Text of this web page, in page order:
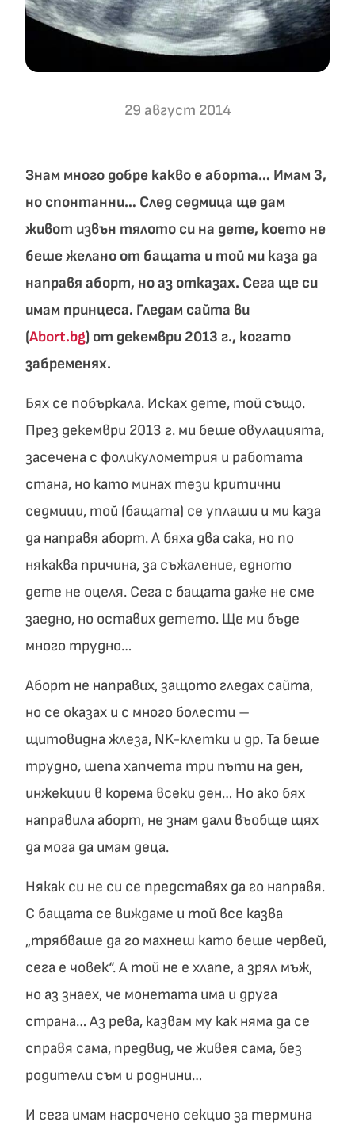
29 август 2014
Знам много добре какво е аборта… Имам 3,
но спонтанни… След седмица ще дам
живот извън тялото си на дете, което не
беше желано от бащата и той ми каза да
направя аборт, но аз отказах. Сега ще си
имам принцеса. Гледам сайта ви
(Abort.bg) от декември 2013 г., когато
забременях.
Бях се побъркала. Исках дете, той също.
През декември 2013 г. ми беше овулацията,
засечена с фоликулометрия и работата
стана, но като минах тези критични
седмици, той (бащата) се уплаши и ми каза
да направя аборт. А бяха два сака, но по
някаква причина, за съжаление, едното
дете не оцеля. Сега с бащата даже не сме
заедно, но оставих детето. Ще ми бъде
много трудно…
Аборт не направих, защото гледах сайта,
но се оказах и с много болести –
щитовидна жлеза, NK-клетки и др. Та беше
трудно, шепа хапчета три пъти на ден,
инжекции в корема всеки ден… Но ако бях
направила аборт, не знам дали въобще щях
да мога да имам деца.
Някак си не си се представях да го направя.
С бащата се виждаме и той все казва
„трябваше да го махнеш като беше червей,
сега е човек“. А той не е хлапе, а зрял мъж,
но аз знаех, че монетата има и друга
страна… Аз рева, казвам му как няма да се
справя сама, предвид, че живея сама, без
родители съм и роднини…
И сега имам насрочено секцио за термина